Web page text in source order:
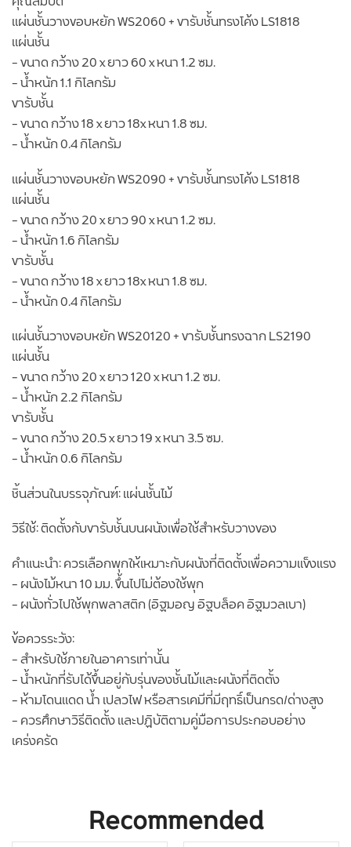
แผ่นชั้นวางขอบหยัก WS2060 + ขารับชั้นทรงโค้ง LS1818
แผ่นชั้น
– ขนาด กว้าง 20 x ยาว 60 x หนา 1.2 ซม.
– น้ำหนัก 1.1 กิโลกรัม
ขารับชั้น
– ขนาด กว้าง 18 x ยาว 18x หนา 1.8 ซม.
– น้ำหนัก 0.4 กิโลกรัม
แผ่นชั้นวางขอบหยัก WS2090 + ขารับชั้นทรงโค้ง LS1818
แผ่นชั้น
– ขนาด กว้าง 20 x ยาว 90 x หนา 1.2 ซม.
– น้ำหนัก 1.6 กิโลกรัม
ขารับชั้น
– ขนาด กว้าง 18 x ยาว 18x หนา 1.8 ซม.
– น้ำหนัก 0.4 กิโลกรัม
แผ่นชั้นวางขอบหยัก WS20120 + ขารับชั้นทรงฉาก LS2190
แผ่นชั้น
– ขนาด กว้าง 20 x ยาว 120 x หนา 1.2 ซม.
– น้ำหนัก 2.2 กิโลกรัม
ขารับชั้น
– ขนาด กว้าง 20.5 x ยาว 19 x หนา 3.5 ซม.
– น้ำหนัก 0.6 กิโลกรัม
ชิ้นส่วนในบรรจุภัณฑ์: แผ่นชั้นไม้
วิธีใช้: ติดตั้งกับขารับชั้นบนผนังเพื่อใช้สำหรับวางของ
คำแนะนำ: ควรเลือกพุกให้เหมาะกับผนังที่ติดตั้งเพื่อความแข็งแรง
– ผนังไม้หนา 10 มม. ขึ้นไปไม่ต้องใช้พุก
– ผนังทั่วไปใช้พุกพลาสติก (อิฐมอญ อิฐบล็อค อิฐมวลเบา)
ข้อควรระวัง:
– สำหรับใช้ภายในอาคารเท่านั้น
– น้ำหนักที่รับได้ขึ้นอยู่กับรุ่นของชั้นไม้และผนังที่ติดตั้ง
– ห้ามโดนแดด น้ำ เปลวไฟ หรือสารเคมีที่มีฤทธิ์เป็นกรด/ด่างสูง
– ควรศึกษาวิธีติดตั้ง และปฏิบัติตามคู่มือการประกอบอย่าง
เคร่งครัด
Recommended